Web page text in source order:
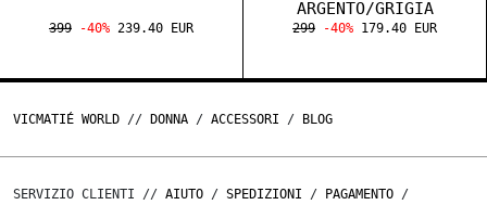
399 -40% 239.40 EUR
ARGENTO/GRIGIA
299 -40% 179.40 EUR
VICMATIÉ WORLD // DONNA / ACCESSORI / BLOG
SERVIZIO CLIENTI // AIUTO / SPEDIZIONI / PAGAMENTO /